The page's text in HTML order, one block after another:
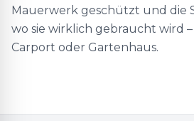
Mauerwerk geschützt und die
wo sie wirklich gebraucht wird –
Carport oder Gartenhaus.